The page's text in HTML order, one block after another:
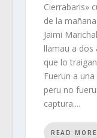
Cierrabaris»
de la
Jaimi
llamau a dos
que lo
Fuerun a
peru no
captura....
READ MORE